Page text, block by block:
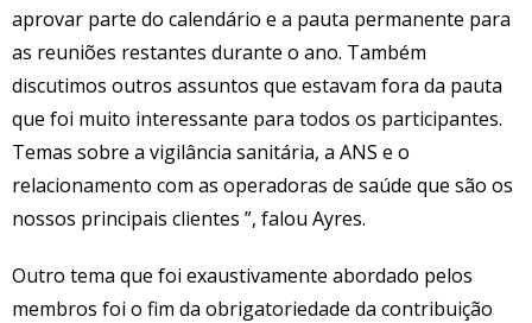
aprovar parte do calendário e a pauta permanente para
as reuniões restantes durante o ano. Também
discutimos outros assuntos que estavam fora da pauta
que foi muito interessante para todos os participantes.
Temas sobre a vigilância sanitária, a ANS e o
relacionamento com as operadoras de saúde que são os
nossos principais clientes ”, falou Ayres.
Outro tema que foi exaustivamente abordado pelos
membros foi o fim da obrigatoriedade da contribuição